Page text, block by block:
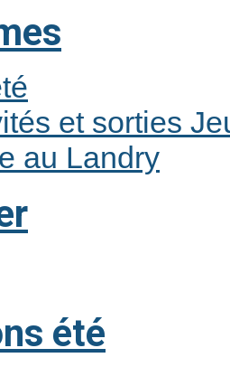
et sorties
au Landry
été